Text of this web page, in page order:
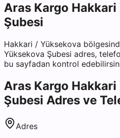
Aras Kargo Hakkari
Şubesi
Hakkari / Yüksekova
Yüksekova Şubesi adres,
bu sayfadan kontrol
Aras Kargo Hakkari
Şubesi Adres ve
Adres